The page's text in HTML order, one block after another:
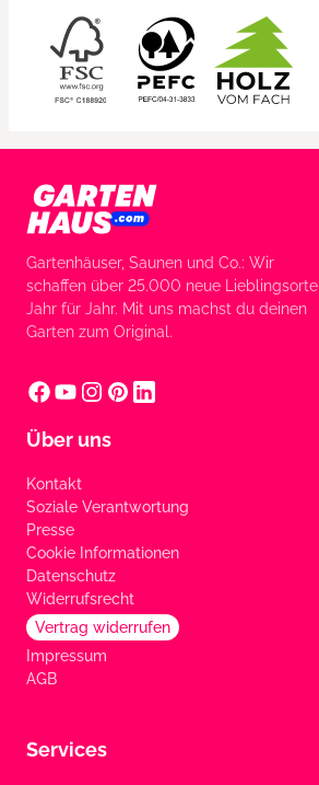
Gartenhäuser, Saunen und Co.: Wir
schaffen über 25.000 neue Lieblingsorte
Jahr für Jahr. Mit uns machst du deinen
Garten zum Original.
Über uns
Kontakt
Soziale Verantwortung
Presse
Cookie Informationen
Datenschutz
Widerrufsrecht
Vertrag widerrufen
Impressum
AGB
Services